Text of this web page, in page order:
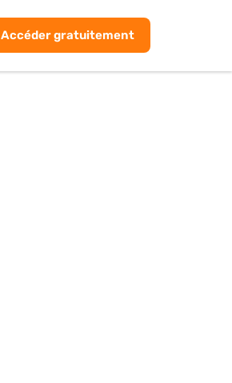
Accéder gratuitement